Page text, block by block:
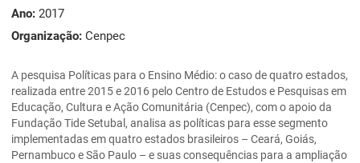
Ano: 2017
Organização: Cenpec
A pesquisa Políticas para o Ensino Médio: o caso de quatro estados,
realizada entre 2015 e 2016 pelo Centro de Estudos e Pesquisas em
Educação, Cultura e Ação Comunitária (Cenpec), com o apoio da
Fundação Tide Setubal, analisa as políticas para esse segmento
implementadas em quatro estados brasileiros – Ceará, Goiás,
Pernambuco e São Paulo – e suas consequências para a ampliação